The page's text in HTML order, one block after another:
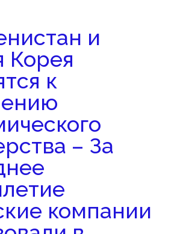
и
к
– За
компании